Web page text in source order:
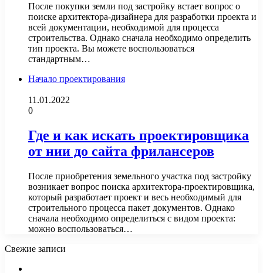
После покупки земли под застройку встает вопрос о
поиске архитектора-дизайнера для разработки проекта и
всей документации, необходимой для процесса
строительства. Однако сначала необходимо определить
тип проекта. Вы можете воспользоваться
стандартным…
Начало проектирования
11.01.2022
0
Где и как искать проектировщика
от нии до сайта фрилансеров
После приобретения земельного участка под застройку
возникает вопрос поиска архитектора-проектировщика,
который разработает проект и весь необходимый для
строительного процесса пакет документов. Однако
сначала необходимо определиться с видом проекта:
можно воспользоваться…
Свежие записи